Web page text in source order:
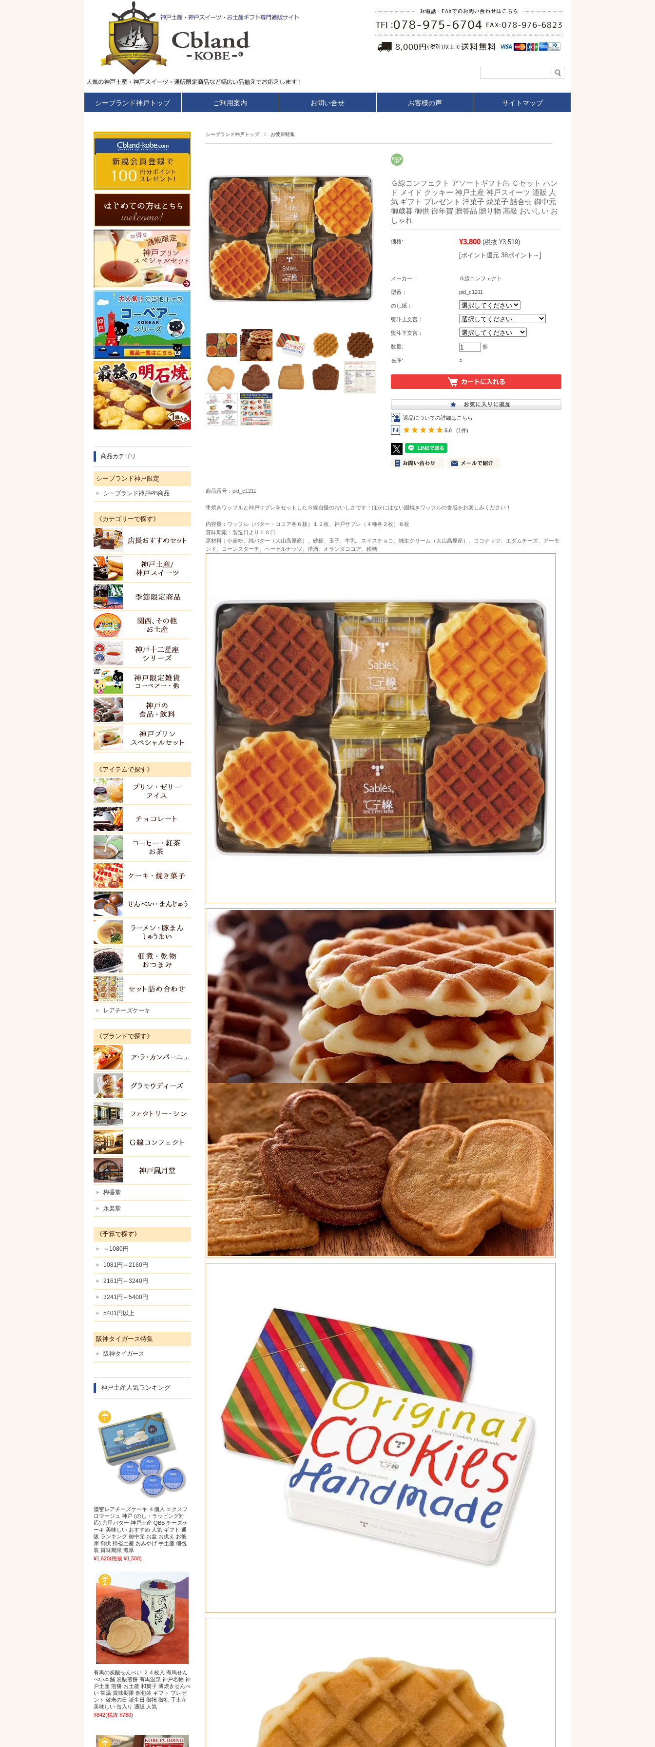
シーブランド神戸トップ ご利用案内 お問い合せ お客様の声 サイトマップ
シーブランド神戸トップ お彼岸特集
Ｇ線コンフェクト アソートギフト缶 Ｃセット ハン
ド メイド クッキー 神戸土産 神戸スイーツ 通販 人
気 ギフト プレゼント 洋菓子 焼菓子 詰合せ 御中元
御歳暮 御供 御年賀 贈答品 贈り物 高級 おいしい お
しゃれ
価格: ¥3,800 (税抜 ¥3,519)
[ポイント還元 38ポイント～]
メーカー： Ｇ線コンフェクト
型番： pid_c1211
のし紙：
熨斗上文言：
熨斗下文言：
数量: 個
在庫: ○
返品についての詳細はこちら
5.0 (1件)
商品番号：pid_c1211
手焼きワッフルと神戸サブレをセットしたＧ線自慢のおいしさです！ほかにはない固焼きワッフルの食感をお楽しみください！
内容量：ワッフル（バター・ココア各６枚）１２枚、神戸サブレ（４種各２枚）８枚
賞味期限：製造日より６０日
原材料：小麦粉、純バター（大山高原産）、砂糖、玉子、牛乳、スイスチョコ、純生クリーム（大山高原産）、ココナッツ、エダムチーズ、アーモ
ンド、コーンスターチ、ヘーゼルナッツ、洋酒、オランダココア、粉糖
商品カテゴリ
シーブランド神戸限定
シーブランド神戸PB商品
《カテゴリーで探す》
店長おすすめセット
関西・その他のお土産
ＫＯＢＥ十二星座シリーズ
神戸限定雑貨
神戸の食品・飲料
神戸プリンスペシャルセット
《アイテムで探す》
プリン・ゼリー・アイス
チョコレート
紅茶・コーヒー・お茶
せんべい・まんじゅう
ラーメン・豚まん・しゅうまい
佃煮・乾物・おつまみ・調味料
セット・詰合せ
レアチーズケーキ
《ブランドで探す》
アラカンパーニュ
グラモウディーズ
ファクトリーシン
Ｇ線コンフェクト
神戸風月堂
梅香堂
永楽堂
《予算で探す》
～1080円
1081円～2160円
2161円～3240円
3241円～5400円
5401円以上
阪神タイガース特集
阪神タイガース
神戸土産人気ランキング
濃密レアチーズケーキ ４個入 エクスフ
ロマージュ 神戸 (のし・ラッピング対
応) 六甲バター 神戸土産 QBB チーズケ
ーキ 美味しい おすすめ 人気 ギフト 通
販 ランキング 御中元 お盆 お供え お彼
岸 御供 帰省土産 おみやげ 手土産 個包
装 賞味期限 濃厚
¥1,620(税抜 ¥1,500)
有馬の炭酸せんべい ２４枚入 有馬せん
べい本舗 炭酸煎餅 有馬温泉 神戸名物 神
戸土産 煎餅 お土産 和菓子 薄焼きせんべ
い 常温 賞味期限 個包装 ギフト プレゼ
ント 敬老の日 誕生日 御祝 御礼 手土産
美味しい 缶入り 通販 人気
¥842(税抜 ¥780)